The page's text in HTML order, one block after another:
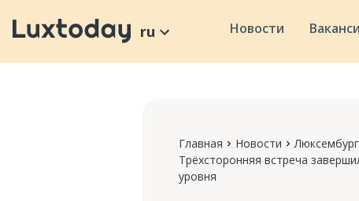
ru Новости
Главная Новости
Люксембург
Трёхсторонняя встреча
уровня